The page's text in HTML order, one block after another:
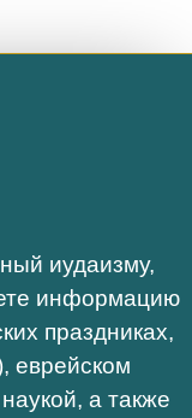
иудаизму,
информацию
праздниках,
еврейском
а также